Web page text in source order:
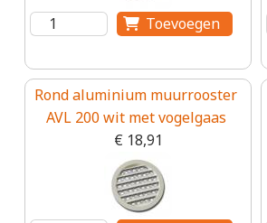
Rond aluminium muurrooster
AVL 200 wit met vogelgaas
€ 18,91